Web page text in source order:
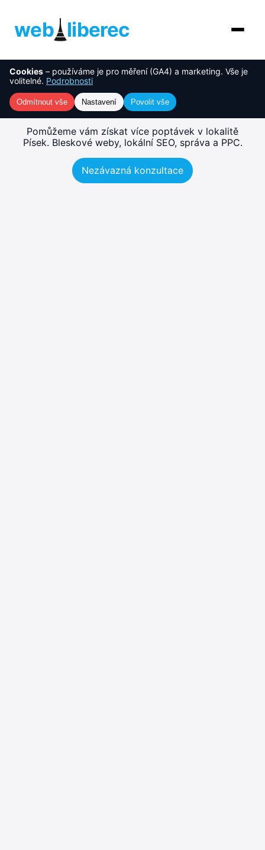
web liberec
O nás
Služby
NOVINKA
AI řešení
Cookies – používáme je pro měření (GA4) a marketing. Vše je
volitelné. Podrobnosti
Odmítnout vše Nastavení Povolit vše
Tvorba webu Písek – rychlé,
SEO-ready weby
Pomůžeme vám získat více poptávek v lokalitě
Písek. Bleskové weby, lokální SEO, správa a PPC.
Nezávazná konzultace